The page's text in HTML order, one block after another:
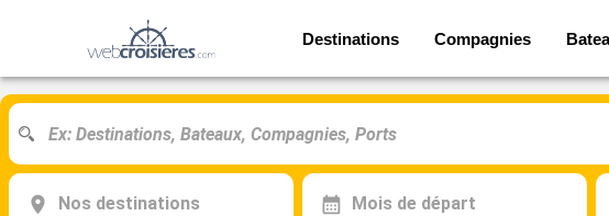
Destinations Compagnies
Nos destinations Mois de départ